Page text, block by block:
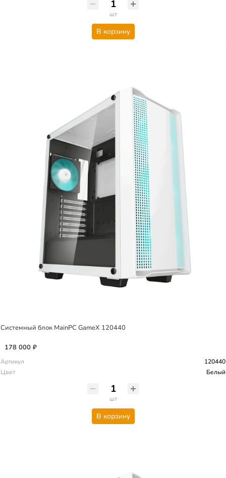
шт
В корзину
Системный блок MainPC GameX 120440
178 000 ₽
Артикул
120440
Цвет
Белый
шт
В корзину